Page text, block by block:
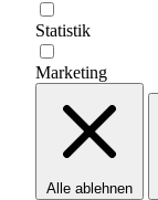
Statistik
Marketing
Alle ablehnen